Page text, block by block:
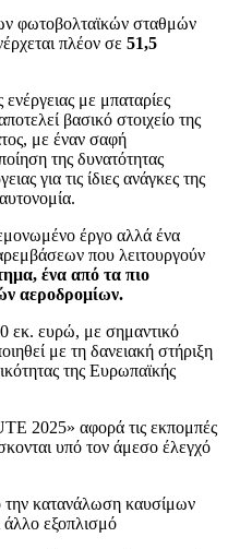
φωτοβολταϊκών σταθμών
πλέον σε 51,5
με μπαταρίες
βασικό στοιχείο της
με έναν σαφή
της δυνατότητας
για τις ίδιες ανάγκες της
έργο αλλά ένα
που λειτουργούν
ένα από τα πιο
αεροδρομίων.
εκ. ευρώ, με σημαντικό
με τη δανειακή στήριξη
της Ευρωπαϊκής
2025» αφορά τις εκπομπές
υπό τον άμεσο έλεγχό
την κατανάλωση καυσίμων
άλλο εξοπλισμό